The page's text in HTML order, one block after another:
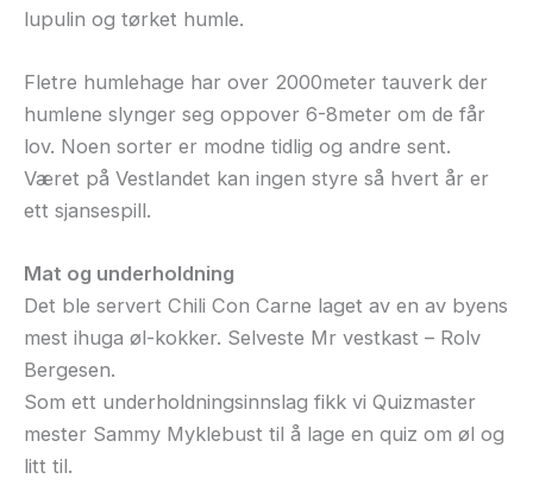
lupulin og tørket humle.
Fletre humlehage har over 2000meter tauverk der
humlene slynger seg oppover 6-8meter om de får
lov. Noen sorter er modne tidlig og andre sent.
Været på Vestlandet kan ingen styre så hvert år er
ett sjansespill.
Mat og underholdning
Det ble servert Chili Con Carne laget av en av byens
mest ihuga øl-kokker. Selveste Mr vestkast – Rolv
Bergesen.
Som ett underholdningsinnslag fikk vi Quizmaster
mester Sammy Myklebust til å lage en quiz om øl og
litt til.